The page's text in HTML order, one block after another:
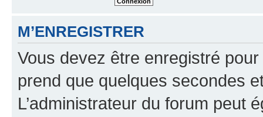
M’ENREGISTRER
Vous devez être enregistré
prend que quelques secondes
L’administrateur du forum peut